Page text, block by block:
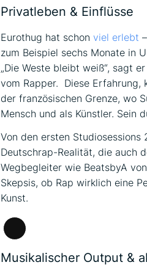
Privatleben & Einflüsse
Eurothug hat schon viel erlebt
zum Beispiel sechs Monate in
„Die Weste bleibt weiß“, sagt
vom Rapper. Diese Erfahrung,
der französischen Grenze, wo
Mensch und als Künstler. Sein
Von den ersten
Deutschrap-Realität, die auch
Wegbegleiter wie BeatsbyA
Skepsis, ob Rap wirklich eine
Kunst.
Lange
Beschreibung
Musikalischer Output &